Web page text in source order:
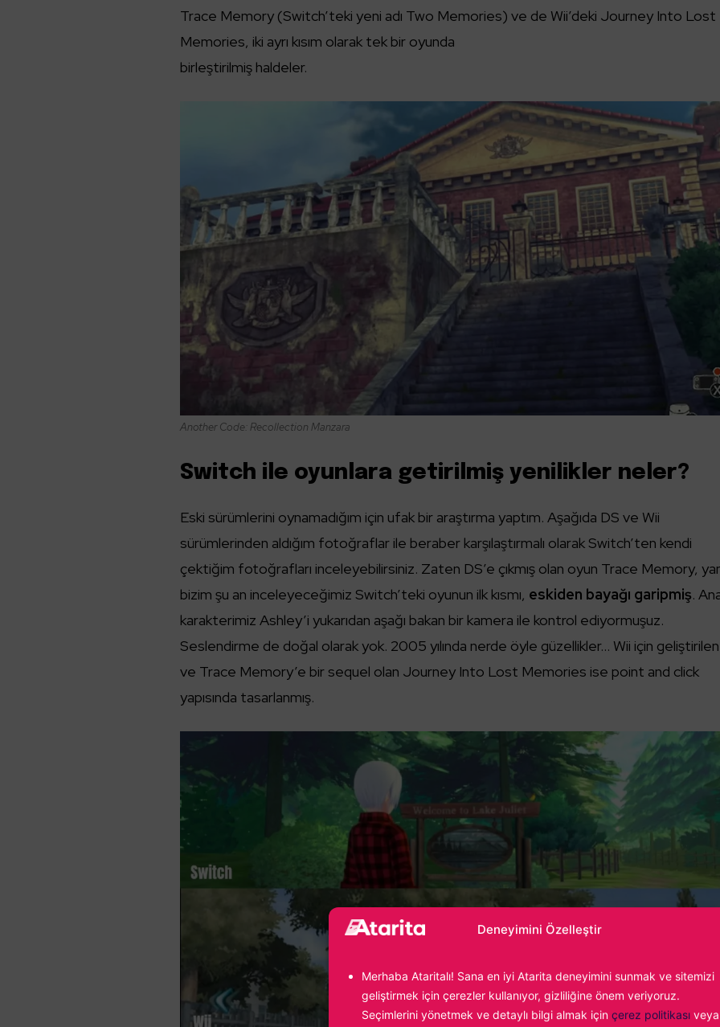
Deneyimini Özelleştir
Merhaba Ataritalı! Sana en iyi Atarita deneyimini sunmak ve sitemizi
geliştirmek için çerezler kullanıyor, gizliliğine önem veriyoruz.
Seçimlerini yönetmek ve detaylı bilgi almak için çerez politikası veya
Trace Memory (Switch’teki yeni adı Two Memories) ve de Wii’deki Journey Into Lost
Memories, iki ayrı kısım olarak tek bir oyunda
birleştirilmiş haldeler.
Another Code: Recollection Manzara
Switch ile oyunlara getirilmiş yenilikler neler?
Eski sürümlerini oynamadığım için ufak bir araştırma yaptım. Aşağıda DS ve Wii
sürümlerinden aldığım fotoğraflar ile beraber karşılaştırmalı olarak Switch’ten kendi
çektiğim fotoğrafları inceleyebilirsiniz. Zaten DS’e çıkmış olan oyun Trace Memory,
bizim şu an inceleyeceğimiz Switch’teki oyunun ilk kısmı, eskiden bayağı garipmiş.
karakterimiz Ashley’i yukarıdan aşağı bakan bir kamera ile kontrol ediyormuşuz.
Seslendirme de doğal olarak yok. 2005 yılında nerde öyle güzellikler… Wii için geliştirilen
ve Trace Memory’e bir sequel olan Journey Into Lost Memories ise point and click
yapısında tasarlanmış.